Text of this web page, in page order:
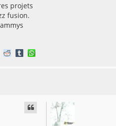
projets
fusion.